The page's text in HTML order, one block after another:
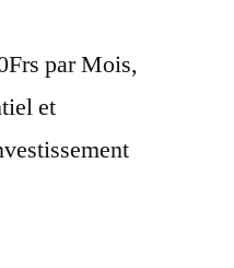
par Mois,
et